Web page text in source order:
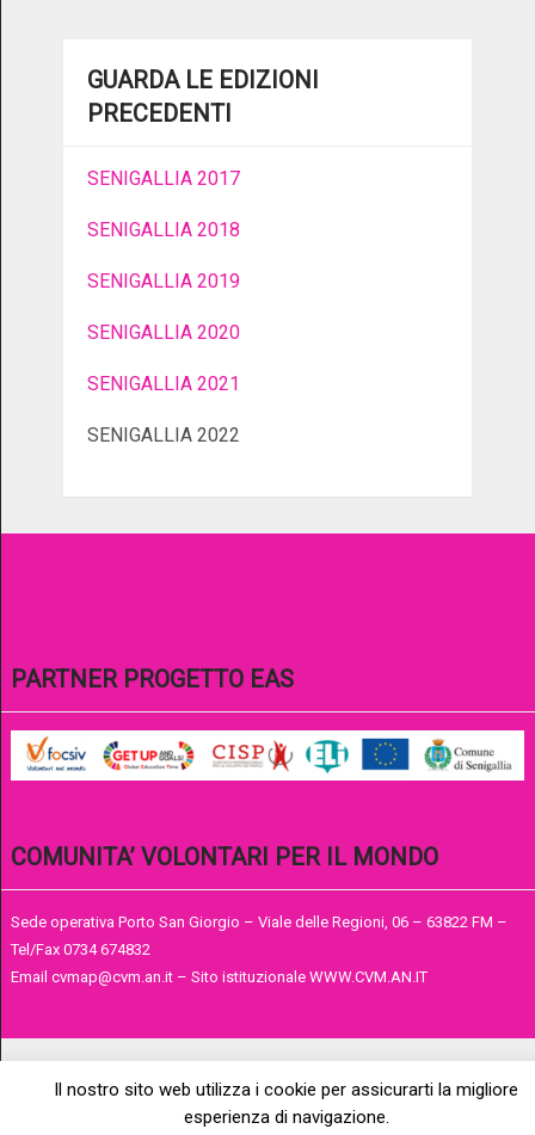
GUARDA LE EDIZIONI
PRECEDENTI
SENIGALLIA 2017
SENIGALLIA 2018
SENIGALLIA 2019
SENIGALLIA 2020
SENIGALLIA 2021
SENIGALLIA 2022
PARTNER PROGETTO EAS
COMUNITA’ VOLONTARI PER IL MONDO
Sede operativa Porto San Giorgio – Viale delle Regioni, 06 – 63822 FM –
Tel/Fax 0734 674832
Email cvmap@cvm.an.it – Sito istituzionale WWW.CVM.AN.IT
Il nostro sito web utilizza i cookie per assicurarti la migliore
esperienza di navigazione.